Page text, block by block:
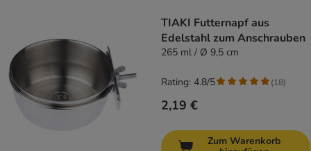
TIAKI Futternapf aus
Edelstahl zum Anschrauben
265 ml / Ø 9,5 cm
2,19 €
Rating: 4.8/5 (18)
Zum Warenkorb